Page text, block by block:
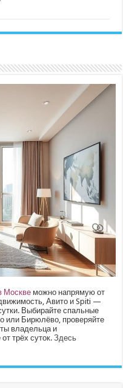
Москве можно напрямую от
Авито и Spiti —
Выбирайте спальные
или Бирюлёво, проверяйте
владельца и
трёх суток.Здесь